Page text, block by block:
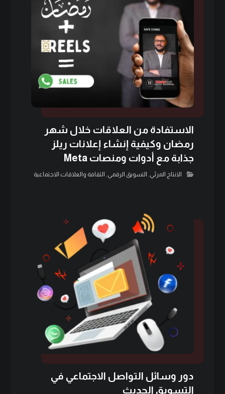
الاستفادة من العلاقات خلال شهر
رمضان وكيفية إنشاء إعلانات ريلز
جذابة مع أدوات ومنصات Meta
الانتاج المرئي, التسويق الرقمي, الثقافة والعلاقات الاجتماعية
دور وسائل التواصل الاجتماعي في
التسويق الحديث